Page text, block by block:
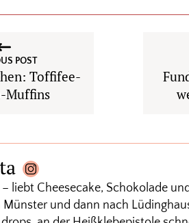
POST
Toffifee-
Muffins
– liebt Cheesecake, Schokolade
Münster und dann nach